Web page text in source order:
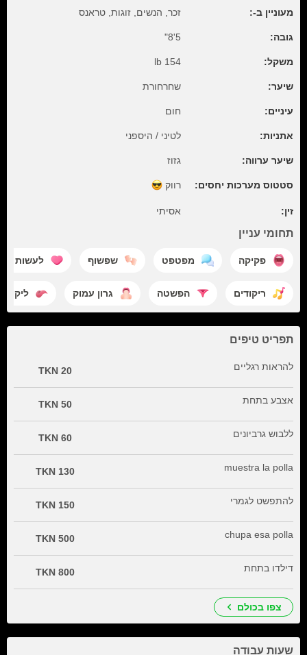
מעוניין ב-: זכר, הנשים, זוגות, טראנס
גובה: 5'8"
משקל: 154 lb
שיער: שחרחורת
עיניים: חום
אתניות: לטיני / היספני
שיער ערווה: גזוז
סטטוס מערכות יחסים: רווק
זין: אסיתי
תחומי עניין
פקיקה מפטפט שפשוף לעשות
ריקודים הפשטה גרון עמוק ליקוק
תפריט טיפים
להראות רגליים 20 TKN
אצבע בתחת 50 TKN
ללבוש גרביונים 60 TKN
muestra la polla
130 TKN
להתפשט לגמרי 150 TKN
chupa esa polla
500 TKN
דילדו בתחת 800 TKN
צפו בכולם
שעות עבודה